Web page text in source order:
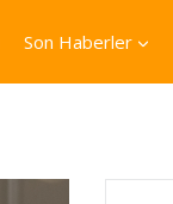
Son Haberler